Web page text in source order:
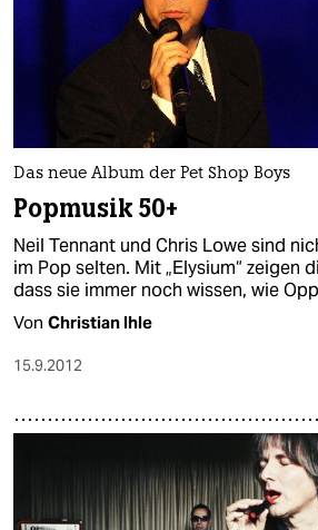
Das neue Album der Pet Shop Boys
Popmusik 50+
Neil Tennant und Chris Lowe sind
im Pop selten. Mit „Elysium“ zeigen
dass sie immer noch wissen, wie
Von Christian Ihle
15.9.2012